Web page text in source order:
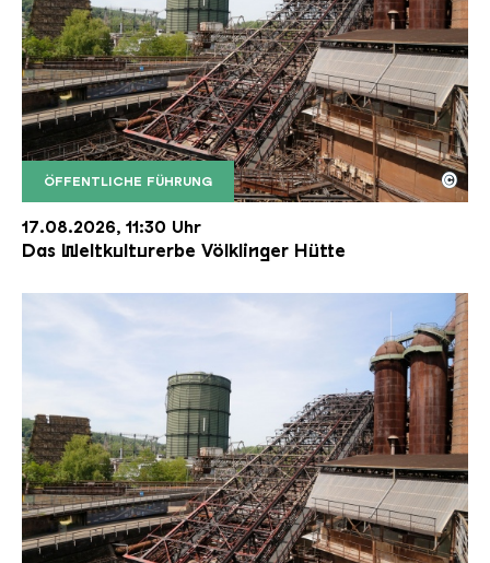
ÖFFENTLICHE FÜHRUNG
Der Erzschrägaufzug der Völklinger Hütte mit
Copyright: Weltkulturerbe Völklinger Hütte | Karl
©
17.08.2026, 11:30 Uhr
Das Weltkulturerbe Völklinger Hütte